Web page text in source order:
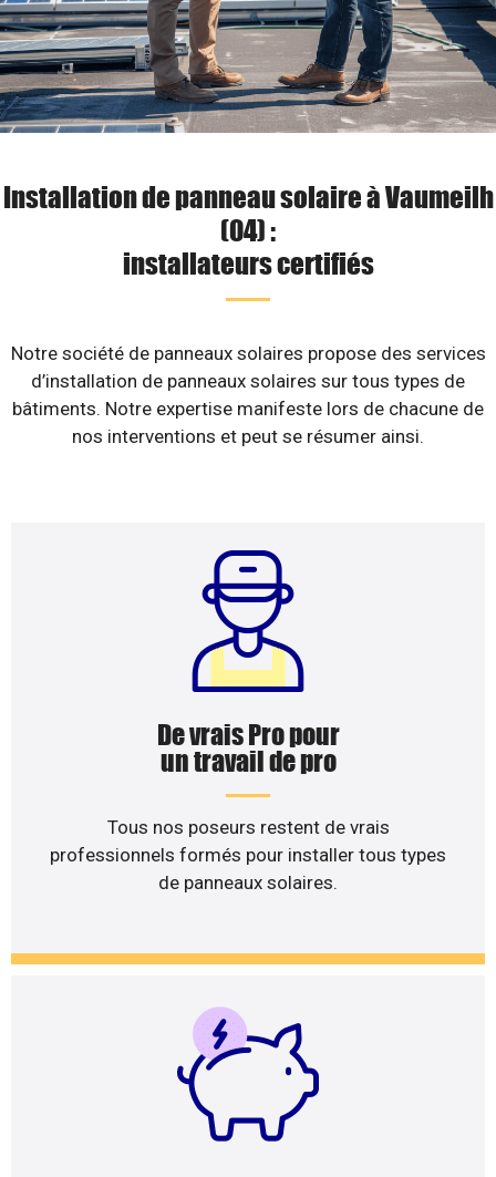
Installation de panneau solaire à Vaumeilh
(04) :
installateurs certifiés
Notre société de panneaux solaires propose des services
d’installation de panneaux solaires sur tous types de
bâtiments. Notre expertise manifeste lors de chacune de
nos interventions et peut se résumer ainsi.
De vrais Pro pour
un travail de pro
Tous nos poseurs restent de vrais
professionnels formés pour installer tous types
de panneaux solaires.